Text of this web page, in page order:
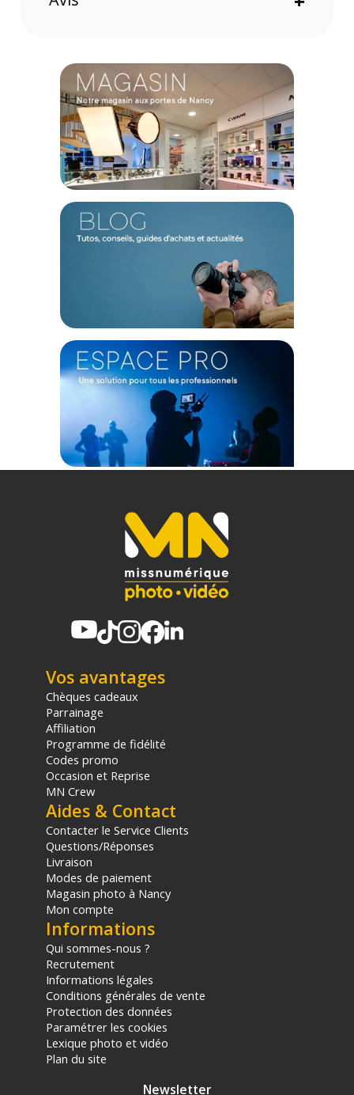
(1) Offre valable jusqu'au 31 Décembre 2030 à partir de 49 euros
d'achat, sur la base d'une expédition Chronopost 24H vers un point
relais situé en France continentale uniquement, valable uniquement
sur les produits de moins de 1m et moins de 20Kg.
(2) Sous réserve d'éligibilité.
(3) Nombre de points Fidélité estimés, hors remises au panier, basé
sur le prix TTC en €, les points seront effectivement calculés dans le
Vos avantages
Chèques cadeaux
Parrainage
Affiliation
Programme de fidélité
Codes promo
Occasion et Reprise
MN Crew
Aides & Contact
Contacter le Service Clients
Questions/Réponses
Livraison
Modes de paiement
Magasin photo à Nancy
Mon compte
Informations
Qui sommes-nous ?
Recrutement
Informations légales
Conditions générales de vente
Protection des données
Paramétrer les cookies
Lexique photo et vidéo
Plan du site
Newsletter